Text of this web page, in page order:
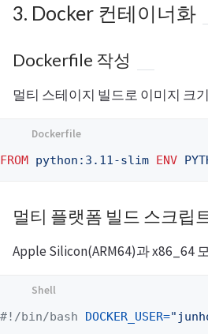
3. Docker 컨테이너화
Dockerfile 작성
멀티 스테이지 빌드로 이미지 크
FROM python:3.11-slim ENV
멀티 플랫폼 빌드 스크립
Apple Silicon(ARM64)과 x86_64
#!/bin/bash DOCKER_USER=